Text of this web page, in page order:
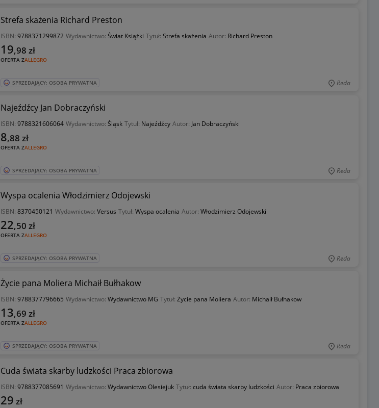
Strefa skażenia Richard Preston
ISBN: 9788371299872 Wydawnictwo: Świat Książki Tytuł: Strefa skażenia Autor: Richard Preston
OFERTA ZALLEGRO
19,98 zł
SPRZEDAJĄCY: OSOBA PRYWATNA Reda
Najeźdźcy Jan Dobraczyński
ISBN: 9788321606064 Wydawnictwo: Śląsk Tytuł: Najeźdźcy Autor: Jan Dobraczyński
OFERTA ZALLEGRO
8,88 zł
SPRZEDAJĄCY: OSOBA PRYWATNA Reda
Wyspa ocalenia Włodzimierz Odojewski
ISBN: 8370450121 Wydawnictwo: Versus Tytuł: Wyspa ocalenia Autor: Włodzimierz Odojewski
OFERTA ZALLEGRO
22,50 zł
SPRZEDAJĄCY: OSOBA PRYWATNA Reda
Życie pana Moliera Michaił Bułhakow
ISBN: 9788377796665 Wydawnictwo: Wydawnictwo MG Tytuł: Życie pana Moliera Autor: Michaił Bułhakow
OFERTA ZALLEGRO
13,69 zł
SPRZEDAJĄCY: OSOBA PRYWATNA Reda
Cuda świata skarby ludzkości Praca zbiorowa
ISBN: 9788377085691 Wydawnictwo: Wydawnictwo Olesiejuk Tytuł: cuda świata skarby ludzkości Autor: Praca zbiorowa
29 zł